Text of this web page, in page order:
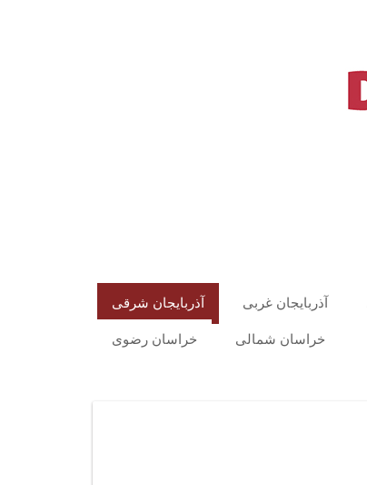
آذربایجان شرقی آذربایجان غربی
خراسان رضوی خراسان شمالی